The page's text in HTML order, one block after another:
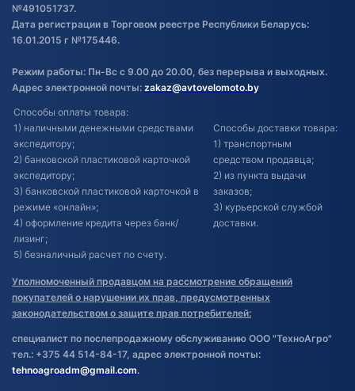
№491051737.
Дата регистрации в Торговом реестре Республики Беларусь:
16.01.2015 г №175446.
Режим работы: Пн-Вс с 9.00 до 20.00, без перерыва и выходных.
Адрес электронной почты: zakaz@avtovelomoto.by
Способы оплаты товара:
1) наличными денежными средствами
экспедитору;
2) банковской пластиковой карточкой
экспедитору;
3) банковской пластиковой карточкой в
режиме «онлайн»;
4) оформление кредита через банк/
лизинг;
5) безналичный расчет по счету.
Способы доставки товара:
1) транспортным
средством продавца;
2) из пункта выдачи
заказов;
3) курьерской службой
доставки.
Уполномоченный продавцом на рассмотрение обращений
покупателей о нарушении их прав, предусмотренных
законодательством о защите прав потребителей:
специалист по послепродажному обслуживанию ООО "ТехноАгро"
тел.: +375 44 514-84-17, адрес электронной почты:
tehnoagroadm@gmail.com.